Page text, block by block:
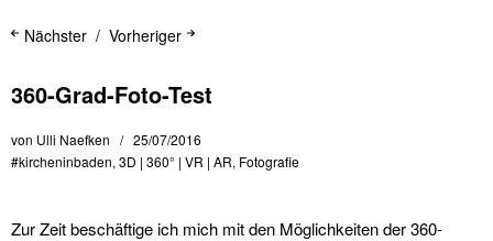
Vorheriger
Nächster
360-Grad-Foto-Test
von Ulli Naefken
25/07/2016
#kircheninbaden, 3D | 360° | VR | AR, Fotografie
Zur Zeit beschäftige ich mich mit den Möglichkeiten der 360-